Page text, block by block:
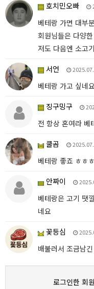
호치민오빠
베테랑 가면 대부
회원님들은 다양
저도 다음엔 소고
서언
베테랑 가고 싶네
징구밍구
전 항상 혼여라 베
쿨곰
베테랑 좋죠 ㅎㅎ
안짜이
베테랑은 고기 땟
네요
꽃등심
배불러서 조금남
로그인한 회